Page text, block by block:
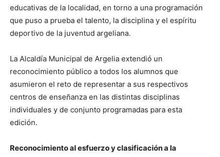
educativas de la localidad, en torno a una programación
que puso a prueba el talento, la disciplina y el espíritu
deportivo de la juventud argeliana.
La Alcaldía Municipal de Argelia extendió un
reconocimiento público a todos los alumnos que
asumieron el reto de representar a sus respectivos
centros de enseñanza en las distintas disciplinas
individuales y de conjunto programadas para esta
edición.
Reconocimiento al esfuerzo y clasificación a la